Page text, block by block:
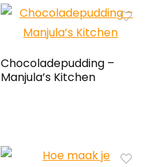
Chocoladepudding –
Manjula’s Kitchen